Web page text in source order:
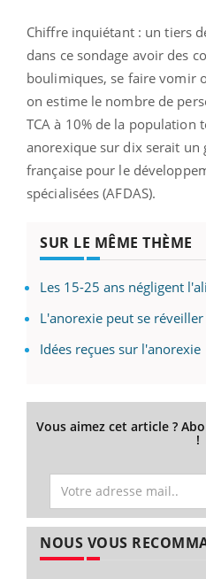
Chiffre inquiétant : un tiers
dans ce sondage avoir des
boulimiques, se faire vomir
on estime le nombre de
TCA à 10% de la population
anorexique sur dix serait un
française pour le
spécialisées (AFDAS).
SUR LE MÊME THÈME
Les 15-25 ans négligent
L'anorexie peut se
Idées reçues sur l'anorexie
Vous aimez cet article ?
!
NOUS VOUS